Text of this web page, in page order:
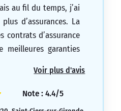
au fil du temps, j’ai
d’assurances. La
contrats d’assurance
meilleures garanties
plus, à l’agence de St
sont avant tout
Voir plus d'avis
Note : 4.4/5